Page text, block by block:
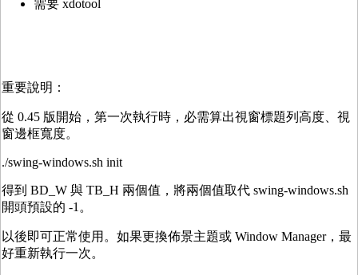
需要 xdotool
重要說明：
從 0.45 版開始，第一次執行時，必需算出視窗標題列高度、視
窗邊框寬度。
./swing-windows.sh init
得到 BD_W 與 TB_H 兩個值，將兩個值取代 swing-windows.sh
開頭預設的 -1。
以後即可正常使用。如果更換佈景主題或 Window Manager，最
好重新執行一次。